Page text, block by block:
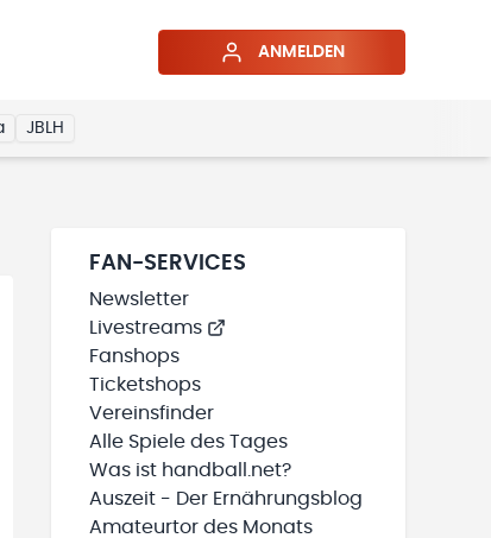
ANMELDEN
JBLH
WIRD GELADEN
HINZUFÜGEN
FAN-SERVICES
Newsletter
Livestreams
Fanshops
Ticketshops
Vereinsfinder
Alle Spiele des Tages
Was ist handball.net?
Auszeit - Der Ernährungsblog
Amateurtor des Monats